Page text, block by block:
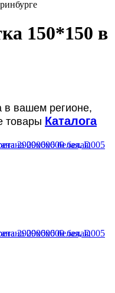
150*150 в
в вашем регионе,
товары Каталога
2900х600 белая, D005
2900х600 белая, D005